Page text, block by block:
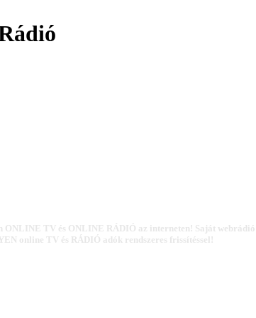
TV és ONLINE RÁDIÓ az interneten! Saját webrádió
online TV és RÁDIÓ adók rendszeres frissítéssel!